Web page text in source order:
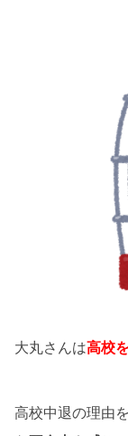
大丸さんは高校
高校中退の理由